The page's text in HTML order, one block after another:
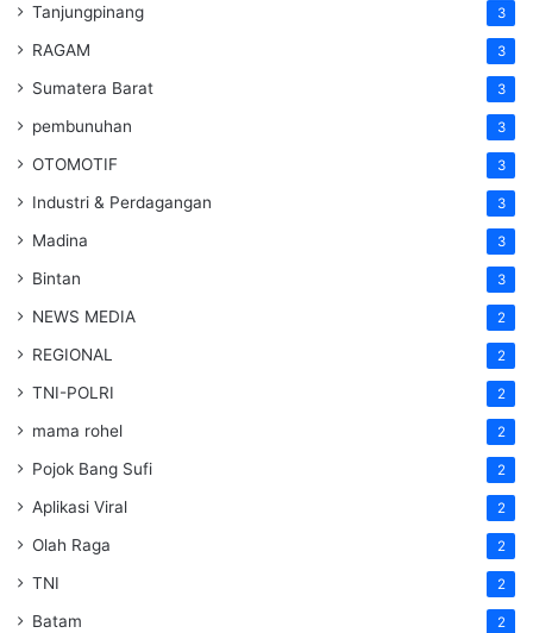
Tanjungpinang 3
RAGAM 3
Sumatera Barat 3
pembunuhan 3
OTOMOTIF 3
Industri & Perdagangan 3
Madina 3
Bintan 3
NEWS MEDIA 2
REGIONAL 2
TNI-POLRI 2
mama rohel 2
Pojok Bang Sufi 2
Aplikasi Viral 2
Olah Raga 2
TNI 2
Batam 2